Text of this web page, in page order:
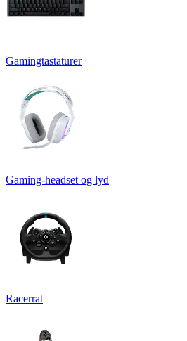
Gamingtastaturer
Gaming-headset og lyd
Racerrat